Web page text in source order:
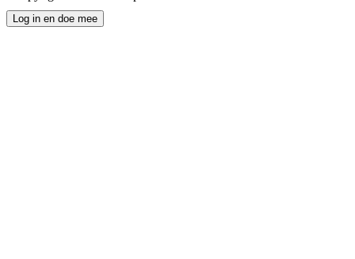
Log in en doe mee